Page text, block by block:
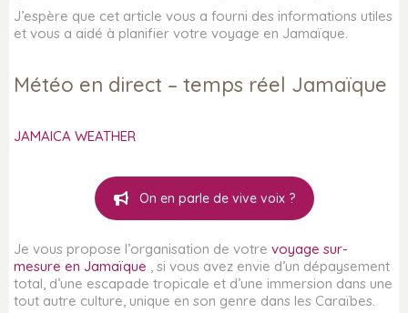
J’espère que cet article vous a fourni des informations utiles
et vous a aidé à planifier votre voyage en Jamaïque.
Météo en direct – temps réel Jamaïque
JAMAICA WEATHER
On en parle de vive voix ?
Je vous propose l’organisation de votre voyage sur-
mesure en Jamaïque , si vous avez envie d’un dépaysement
total, d’une escapade tropicale et d’une immersion dans une
tout autre culture, unique en son genre dans les Caraïbes.